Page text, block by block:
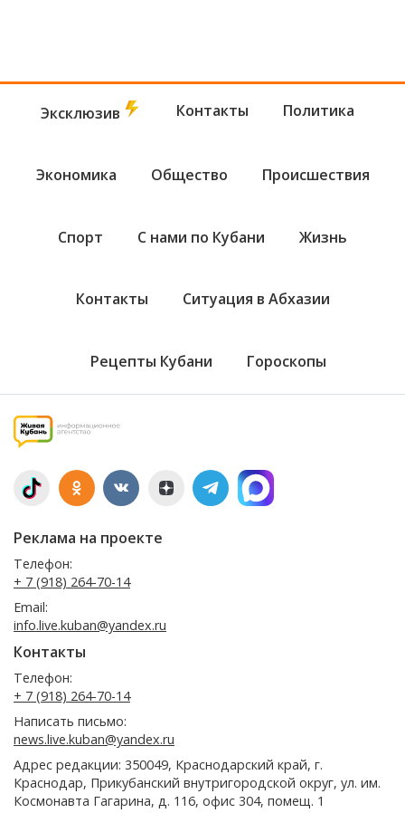
Эксклюзив Контакты Политика
Экономика Общество Происшествия
Спорт С нами по Кубани Жизнь
Контакты Ситуация в Абхазии
Рецепты Кубани Гороскопы
Реклама на проекте
Телефон:
+ 7 (918) 264-70-14
Email:
info.live.kuban@yandex.ru
Контакты
Телефон:
+ 7 (918) 264-70-14
Написать письмо:
news.live.kuban@yandex.ru
Адрес редакции: 350049, Краснодарский край, г.
Краснодар, Прикубанский внутригородской округ, ул. им.
Космонавта Гагарина, д. 116, офис 304, помещ. 1